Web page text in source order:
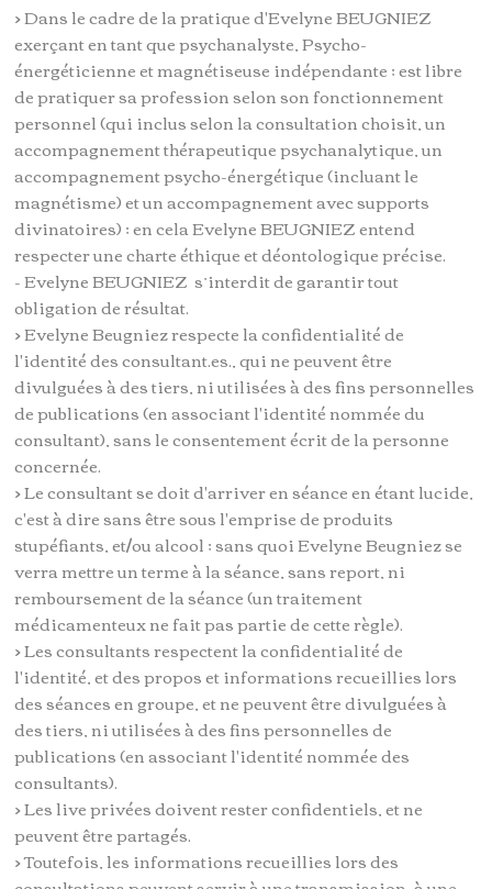
> Dans le cadre de la pratique d'Evelyne BEUGNIEZ
exerçant en tant que psychanalyste, Psycho-
énergéticienne et magnétiseuse indépendante ; est libre
de pratiquer sa profession selon son fonctionnement
personnel (qui inclus selon la consultation choisit, un
accompagnement thérapeutique psychanalytique, un
accompagnement psycho-énergétique (incluant le
magnétisme) et un accompagnement avec supports
divinatoires) ; en cela Evelyne BEUGNIEZ entend
respecter une charte éthique et déontologique précise.
- Evelyne BEUGNIEZ s’interdit de garantir tout
obligation de résultat.
> Evelyne Beugniez respecte la confidentialité de
l'identité des consultant.es., qui ne peuvent être
divulguées à des tiers, ni utilisées à des fins personnelles
de publications (en associant l'identité nommée du
consultant), sans le consentement écrit de la personne
concernée.
> Le consultant se doit d'arriver en séance en étant lucide,
c'est à dire sans être sous l'emprise de produits
stupéfiants, et/ou alcool ; sans quoi Evelyne Beugniez se
verra mettre un terme à la séance, sans report, ni
remboursement de la séance (un traitement
médicamenteux ne fait pas partie de cette règle).
> Les consultants respectent la confidentialité de
l'identité, et des propos et informations recueillies lors
des séances en groupe, et ne peuvent être divulguées à
des tiers, ni utilisées à des fins personnelles de
publications (en associant l'identité nommée des
consultants).
> Les live privées doivent rester confidentiels, et ne
peuvent être partagés.
> Toutefois, les informations recueillies lors des